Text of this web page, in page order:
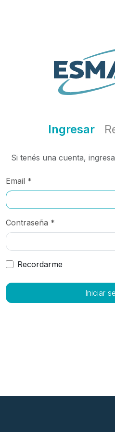
Ingresar
Si tenés una cuenta,
Email *
Contraseña *
Recordarme